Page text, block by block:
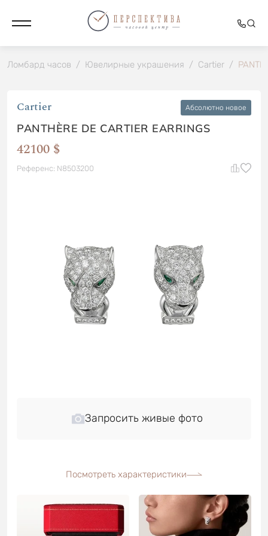
Ломбард часов / Ювелирные украшения / Cartier /
Cartier Абсолютно новое
PANTHÈRE DE CARTIER EARRINGS
42100 $
Референс: N8503200
Запросить живые фото
Посмотреть характеристики